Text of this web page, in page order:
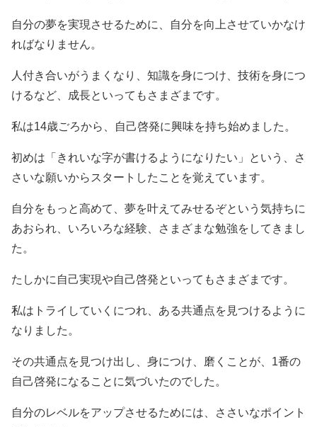
自分の夢を実現させるために、自分を向上させていかなけ
ればなりません。
人付き合いがうまくなり、知識を身につけ、技術を身につ
けるなど、成長といってもさまざまです。
私は14歳ごろから、自己啓発に興味を持ち始めました。
初めは「きれいな字が書けるようになりたい」という、さ
さいな願いからスタートしたことを覚えています。
自分をもっと高めて、夢を叶えてみせるぞという気持ちに
あおられ、いろいろな経験、さまざまな勉強をしてきまし
た。
たしかに自己実現や自己啓発といってもさまざまです。
私はトライしていくにつれ、ある共通点を見つけるように
なりました。
その共通点を見つけ出し、身につけ、磨くことが、1番の
自己啓発になることに気づいたのでした。
自分のレベルをアップさせるためには、ささいなポイント